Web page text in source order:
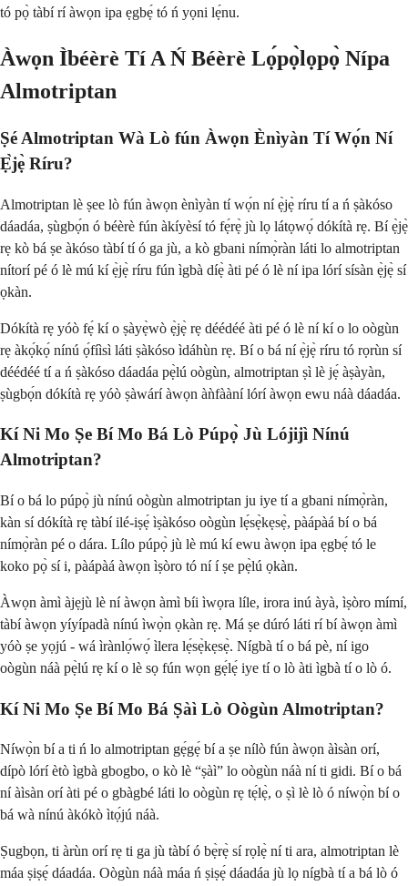
tó pọ̀ tàbí rí àwọn ipa ẹgbẹ́ tó ń yọni lẹ́nu.
Àwọn Ìbéèrè Tí A Ń Béèrè Lọ́pọ̀lọpọ̀ Nípa
Almotriptan
Ṣé Almotriptan Wà Lò fún Àwọn Ènìyàn Tí Wọ́n Ní
Ẹ̀jẹ̀ Ríru?
Almotriptan lè ṣee lò fún àwọn ènìyàn tí wọ́n ní ẹ̀jẹ̀ ríru tí a ń ṣàkóso
dáadáa, ṣùgbọ́n ó béèrè fún àkíyèsí tó fẹ́rẹ̀ jù lọ látọwọ́ dókítà rẹ. Bí ẹ̀jẹ̀
rẹ kò bá ṣe àkóso tàbí tí ó ga jù, a kò gbani nímọ̀ràn láti lo almotriptan
nítorí pé ó lè mú kí ẹ̀jẹ̀ ríru fún ìgbà díẹ̀ àti pé ó lè ní ipa lórí sísàn ẹ̀jẹ̀ sí
ọkàn.
Dókítà rẹ yóò fẹ́ kí o ṣàyẹ̀wò ẹ̀jẹ̀ rẹ déédéé àti pé ó lè ní kí o lo oògùn
rẹ àkọ́kọ́ nínú ọ́fíìsì láti ṣàkóso ìdáhùn rẹ. Bí o bá ní ẹ̀jẹ̀ ríru tó rọrùn sí
déédéé tí a ń ṣàkóso dáadáa pẹ̀lú oògùn, almotriptan ṣì lè jẹ́ àṣàyàn,
ṣùgbọ́n dókítà rẹ yóò ṣàwárí àwọn àǹfààní lórí àwọn ewu náà dáadáa.
Kí Ni Mo Ṣe Bí Mo Bá Lò Púpọ̀ Jù Lójijì Nínú
Almotriptan?
Bí o bá lo púpọ̀ jù nínú oògùn almotriptan ju iye tí a gbani nímọ̀ràn,
kàn sí dókítà rẹ tàbí ilé-iṣẹ́ ìṣàkóso oògùn lẹ́sẹ̀kẹsẹ̀, pàápàá bí o bá
nímọ̀ràn pé o dára. Lílo púpọ̀ jù lè mú kí ewu àwọn ipa ẹgbẹ́ tó le
koko pọ̀ sí i, pàápàá àwọn ìṣòro tó ní í ṣe pẹ̀lú ọkàn.
Àwọn àmì àjẹjù lè ní àwọn àmì bíi ìwọra líle, irora inú àyà, ìṣòro mímí,
tàbí àwọn yíyípadà nínú ìwọ̀n ọkàn rẹ. Má ṣe dúró láti rí bí àwọn àmì
yóò ṣe yọjú - wá ìrànlọ́wọ́ ìlera lẹ́sẹ̀kẹsẹ̀. Nígbà tí o bá pè, ní igo
oògùn náà pẹ̀lú rẹ kí o lè sọ fún wọn gẹ́lẹ́ iye tí o lò àti ìgbà tí o lò ó.
Kí Ni Mo Ṣe Bí Mo Bá Ṣàì Lò Oògùn Almotriptan?
Níwọ̀n bí a ti ń lo almotriptan gẹ́gẹ́ bí a ṣe nílò fún àwọn àìsàn orí,
dípò lórí ètò ìgbà gbogbo, o kò lè “ṣàì” lo oògùn náà ní ti gidi. Bí o bá
ní àìsàn orí àti pé o gbàgbé láti lo oògùn rẹ tẹ́lẹ̀, o ṣì lè lò ó níwọ̀n bí o
bá wà nínú àkókò ìtọ́jú náà.
Ṣugbọn, ti àrùn orí rẹ ti ga jù tàbí ó bẹ̀rẹ̀ sí rọlẹ̀ ní ti ara, almotriptan lè
máa ṣiṣẹ́ dáadáa. Oògùn náà máa ń ṣiṣẹ́ dáadáa jù lọ nígbà tí a bá lò ó